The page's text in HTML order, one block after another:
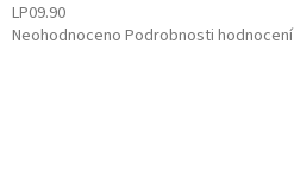
LP09.90
Průměrné
Neohodnoceno Podrobnosti hodnocení